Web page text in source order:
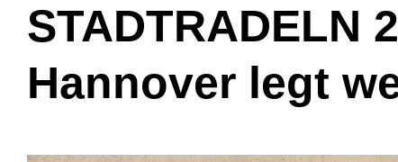
STADTRADELN
Hannover legt